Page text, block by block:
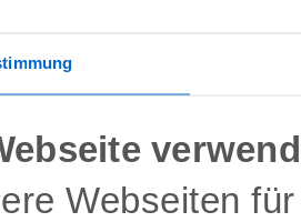
Webseiten